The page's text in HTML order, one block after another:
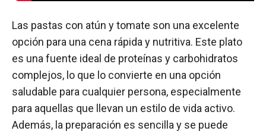
Las pastas con atún y tomate son una excelente
opción para una cena rápida y nutritiva. Este plato
es una fuente ideal de proteínas y carbohidratos
complejos, lo que lo convierte en una opción
saludable para cualquier persona, especialmente
para aquellas que llevan un estilo de vida activo.
Además, la preparación es sencilla y se puede